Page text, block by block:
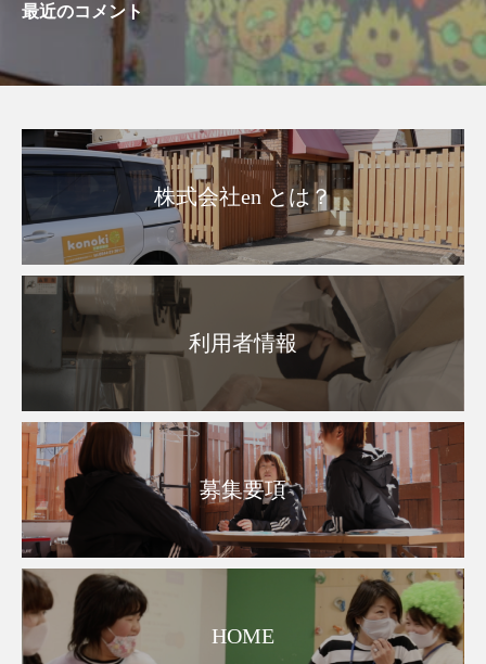
最近のコメント
株式会社en とは？
利用者情報
募集要項
HOME